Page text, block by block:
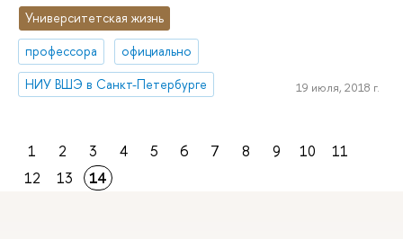
Университетская жизнь
профессора
официально
НИУ ВШЭ в Санкт-Петербурге
19 июля, 2018 г.
1 2 3 4 5 6 7 8 9 10
11
12
13 14